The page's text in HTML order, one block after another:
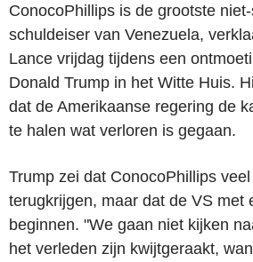
ConocoPhillips is de grootste
schuldeiser van Venezuela,
Lance vrijdag tijdens een
Donald Trump in het Witte Huis.
dat de Amerikaanse regering de
te halen wat verloren is gegaan.
Trump zei dat ConocoPhillips
terugkrijgen, maar dat de VS met
beginnen. "We gaan niet kijken
het verleden zijn kwijtgeraakt,